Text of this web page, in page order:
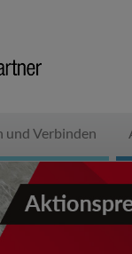
und Verbinden